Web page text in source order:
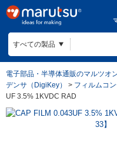
電子部品・半導体通販のマルツオ
デンサ（DigiKey）
> フィルムコ
UF 3.5% 1KVDC RAD